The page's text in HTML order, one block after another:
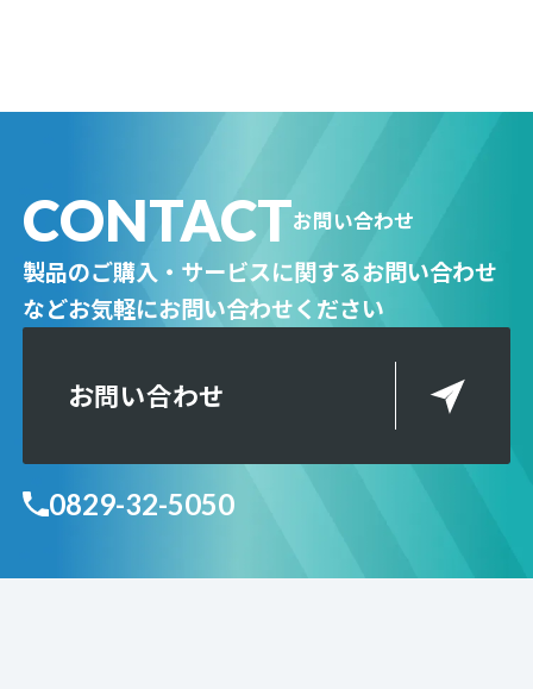
CONTACTお問い合わせ
製品のご購入・サービスに関するお問い合わせ
などお気軽にお問い合わせください
お問い合わせ
0829-32-5050